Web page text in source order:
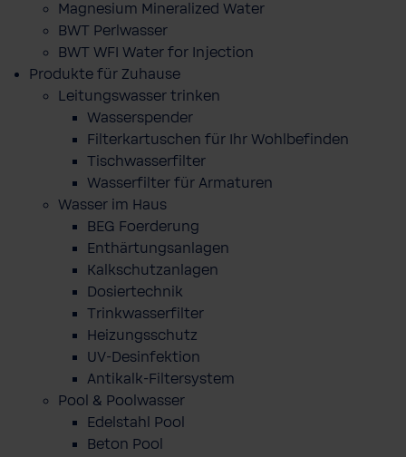
Magnesium Mineralized Water
BWT Perlwasser
BWT WFI Water for Injection
Produkte für Zuhause
Leitungswasser trinken
Wasserspender
Filterkartuschen für Ihr Wohlbefinden
Tischwasserfilter
Wasserfilter für Armaturen
Wasser im Haus
BEG Foerderung
Enthärtungsanlagen
Kalkschutzanlagen
Dosiertechnik
Trinkwasserfilter
Heizungsschutz
UV-Desinfektion
Antikalk-Filtersystem
Pool & Poolwasser
Edelstahl Pool
Beton Pool